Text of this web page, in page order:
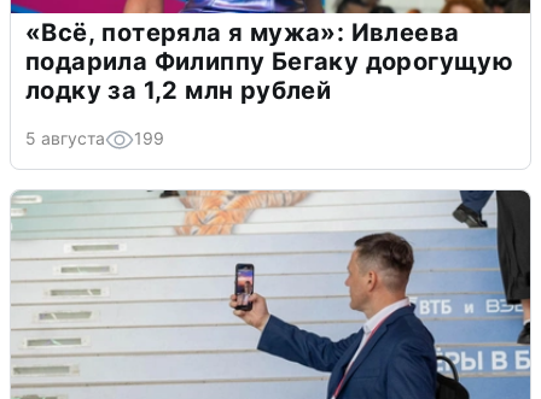
«Всё, потеряла я мужа»: Ивлеева
подарила Филиппу Бегаку дорогущую
лодку за 1,2 млн рублей
5 августа 199